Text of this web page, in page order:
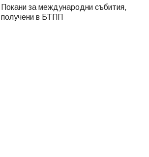
Покани за международни събития,
получени в БТПП